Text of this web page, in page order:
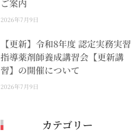
ご案内
2026年7月9日
【更新】令和8年度 認定実務実習
指導薬剤師養成講習会【更新講
習】の開催について
2026年7月9日
カテゴリー